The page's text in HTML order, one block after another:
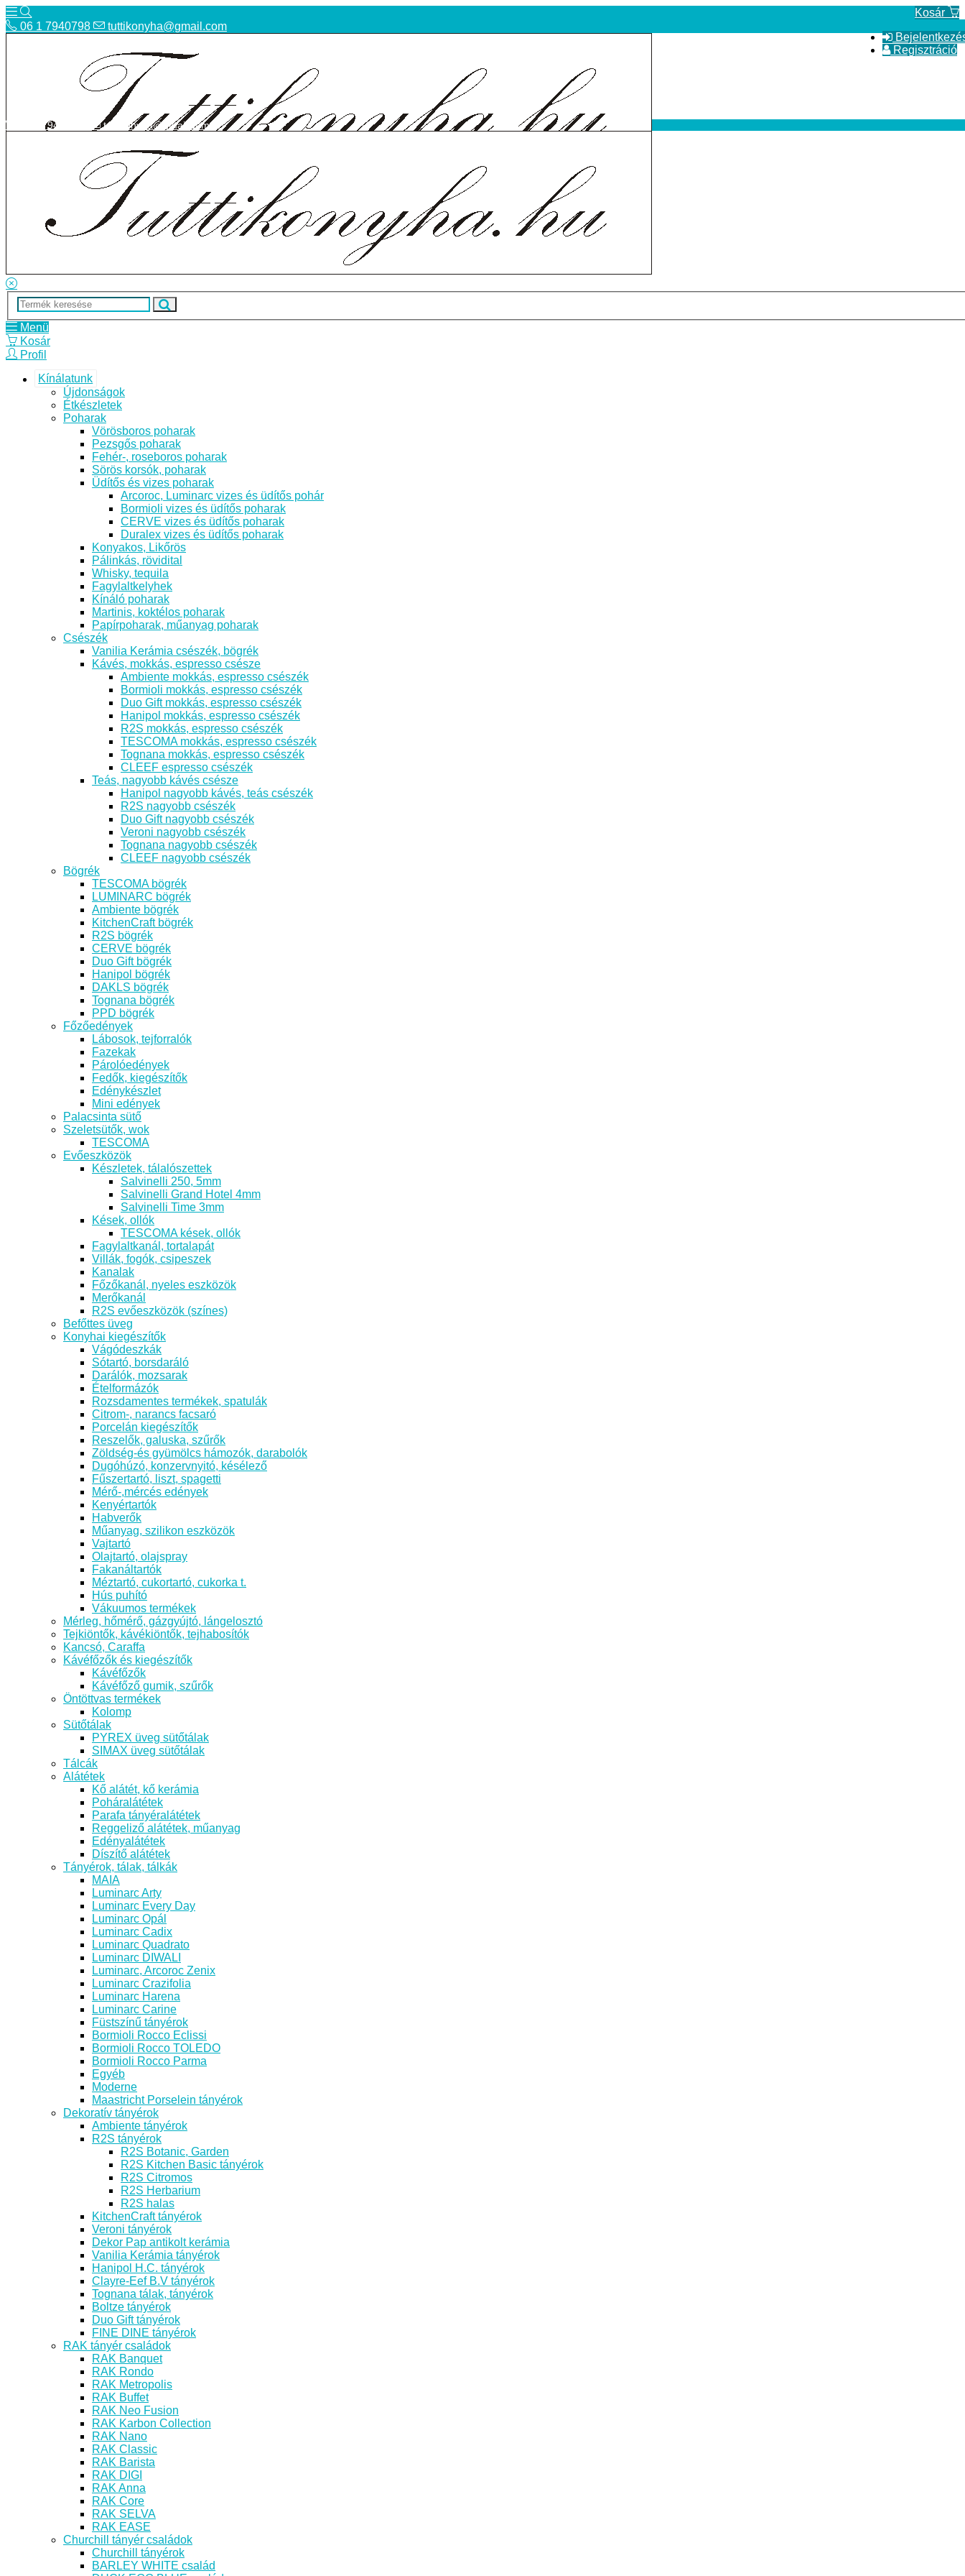
Kosár
Regisztráció
06 1 7940798 tuttikonyha@gmail.com
Bolt
ÁSZF
06 1 7940798 tuttikonyha@gmail.com
Menü
Kosár
Profil
Kínálatunk
Újdonságok
Étkészletek
Poharak
Vörösboros poharak
Pezsgős poharak
Fehér-, roseboros poharak
Sörös korsók, poharak
Üdítős és vizes poharak
Arcoroc, Luminarc vizes és üdítős pohár
Bormioli vizes és üdítős poharak
CERVE vizes és üdítős poharak
Duralex vizes és üdítős poharak
Konyakos, Likőrös
Pálinkás, rövidital
Whisky, tequila
Fagylaltkelyhek
Kínáló poharak
Martinis, koktélos poharak
Papírpoharak, műanyag poharak
Csészék
Vanilia Kerámia csészék, bögrék
Kávés, mokkás, espresso csésze
Ambiente mokkás, espresso csészék
Bormioli mokkás, espresso csészék
Duo Gift mokkás, espresso csészék
Hanipol mokkás, espresso csészék
R2S mokkás, espresso csészék
TESCOMA mokkás, espresso csészék
Tognana mokkás, espresso csészék
CLEEF espresso csészék
Teás, nagyobb kávés csésze
Hanipol nagyobb kávés, teás csészék
R2S nagyobb csészék
Duo Gift nagyobb csészék
Veroni nagyobb csészék
Tognana nagyobb csészék
CLEEF nagyobb csészék
Bögrék
TESCOMA bögrék
LUMINARC bögrék
Ambiente bögrék
KitchenCraft bögrék
R2S bögrék
CERVE bögrék
Duo Gift bögrék
Hanipol bögrék
DAKLS bögrék
Tognana bögrék
PPD bögrék
Főzőedények
Lábosok, tejforralók
Fazekak
Párolóedények
Fedők, kiegészítők
Edénykészlet
Mini edények
Palacsinta sütő
Szeletsütők, wok
TESCOMA
Evőeszközök
Készletek, tálalószettek
Salvinelli 250, 5mm
Salvinelli Grand Hotel 4mm
Salvinelli Time 3mm
Kések, ollók
TESCOMA kések, ollók
Fagylaltkanál, tortalapát
Villák, fogók, csipeszek
Kanalak
Főzőkanál, nyeles eszközök
Merőkanál
R2S evőeszközök (színes)
Befőttes üveg
Konyhai kiegészítők
Vágódeszkák
Sótartó, borsdaráló
Darálók, mozsarak
Ételformázók
Rozsdamentes termékek, spatulák
Citrom-, narancs facsaró
Porcelán kiegészítők
Reszelők, galuska, szűrők
Zöldség-és gyümölcs hámozók, darabolók
Dugóhúzó, konzervnyitó, késélező
Fűszertartó, liszt, spagetti
Mérő-,mércés edények
Kenyértartók
Habverők
Műanyag, szilikon eszközök
Vajtartó
Olajtartó, olajspray
Fakanáltartók
Méztartó, cukortartó, cukorka t.
Hús puhító
Vákuumos termékek
Mérleg, hőmérő, gázgyújtó, lángelosztó
Tejkiöntők, kávékiöntők, tejhabosítók
Kancsó, Caraffa
Kávéfőzők és kiegészítők
Kávéfőzők
Kávéfőző gumik, szűrők
Öntöttvas termékek
Kolomp
Sütőtálak
PYREX üveg sütőtálak
SIMAX üveg sütőtálak
Tálcák
Alátétek
Kő alátét, kő kerámia
Poháralátétek
Parafa tányéralátétek
Reggeliző alátétek, műanyag
Edényalátétek
Díszítő alátétek
Tányérok, tálak, tálkák
MAIA
Luminarc Arty
Luminarc Every Day
Luminarc Opál
Luminarc Cadix
Luminarc Quadrato
Luminarc DIWALI
Luminarc, Arcoroc Zenix
Luminarc Crazifolia
Luminarc Harena
Luminarc Carine
Füstszínű tányérok
Bormioli Rocco Eclissi
Bormioli Rocco TOLEDO
Bormioli Rocco Parma
Egyéb
Moderne
Maastricht Porselein tányérok
Dekoratív tányérok
Ambiente tányérok
R2S tányérok
R2S Botanic, Garden
R2S Kitchen Basic tányérok
R2S Citromos
R2S Herbarium
R2S halas
KitchenCraft tányérok
Veroni tányérok
Dekor Pap antikolt kerámia
Vanilia Kerámia tányérok
Hanipol H.C. tányérok
Clayre-Eef B.V tányérok
Tognana tálak, tányérok
Boltze tányérok
Duo Gift tányérok
FINE DINE tányérok
RAK tányér családok
RAK Banquet
RAK Rondo
RAK Metropolis
RAK Buffet
RAK Neo Fusion
RAK Karbon Collection
RAK Nano
RAK Classic
RAK Barista
RAK DIGI
RAK Anna
RAK Core
RAK SELVA
RAK EASE
Churchill tányér családok
Churchill tányérok
BARLEY WHITE család